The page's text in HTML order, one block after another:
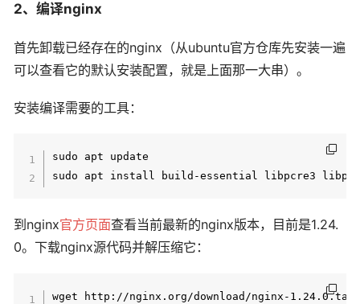
2、编译nginx
首先卸载已经存在的nginx（从ubuntu官方仓库先安装一遍
可以查看它的默认安装配置，就是上面那一大串）。
安装编译需要的工具：
sudo apt update
到nginx官方页面查看当前最新的nginx版本，目前是1.24.
0。下载nginx源代码并解压缩它：
wget http://nginx.org/download/nginx-